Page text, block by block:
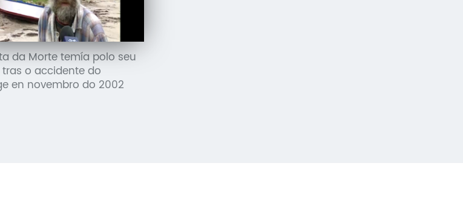
da Morte temía polo seu
o accidente do
en novembro do 2002